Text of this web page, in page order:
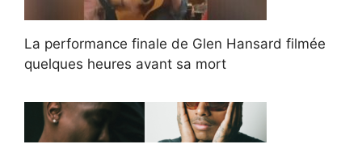
La performance finale de Glen Hansard filmée
quelques heures avant sa mort